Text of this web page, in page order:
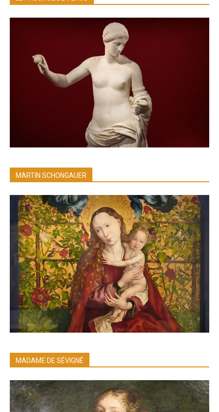
MARTIN SCHONGAUER
MADAME DE SÉVIGNÉ